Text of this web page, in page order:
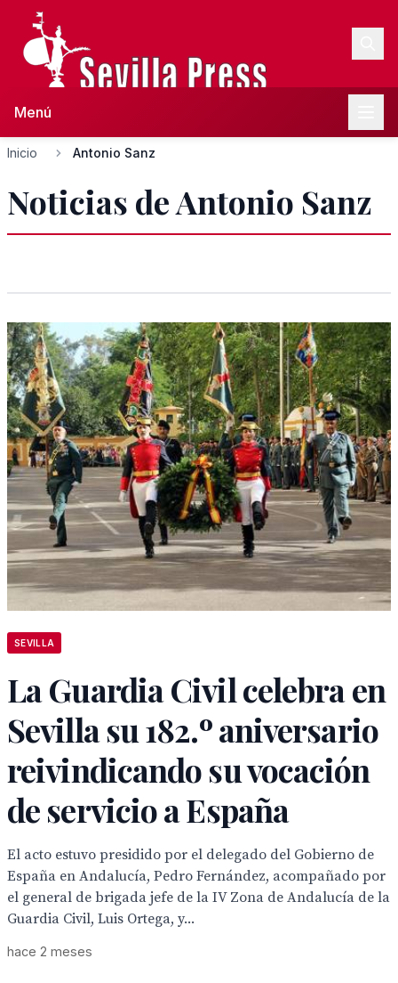
Menú
Inicio Antonio Sanz
Noticias de Antonio Sanz
SEVILLA
La Guardia Civil celebra en
Sevilla su 182.º aniversario
reivindicando su vocación
de servicio a España
El acto estuvo presidido por el delegado del Gobierno de
España en Andalucía, Pedro Fernández, acompañado por
el general de brigada jefe de la IV Zona de Andalucía de la
Guardia Civil, Luis Ortega, y...
hace 2 meses